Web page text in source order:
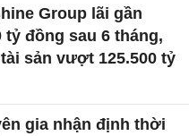
Group lãi gần
tỷ đồng sau 6 tháng,
sản vượt 125.500 tỷ
gia nhận định thời